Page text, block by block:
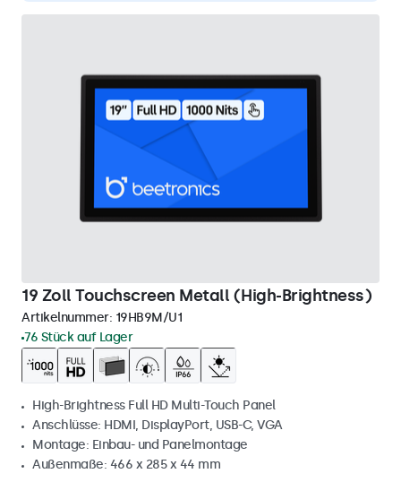
19 Zoll Touchscreen Metall (High-Brightness)
Artikelnummer: 19HB9M/U1
76 Stück auf Lager
High-Brightness Full HD Multi-Touch Panel
Anschlüsse: HDMI, DisplayPort, USB-C, VGA
Montage: Einbau- und Panelmontage
Außenmaße: 466 x 285 x 44 mm